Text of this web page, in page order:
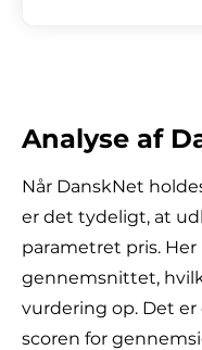
Analyse af
Når DanskNet
er det tydeligt, at
parametret pris.
gennemsnittet,
vurdering op. Det
scoren for